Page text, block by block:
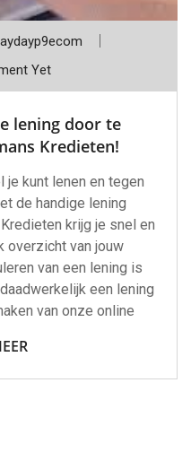
Yet
lening door te
Kredieten!
je kunt lenen en tegen
de handige lening
krijg je snel en
overzicht van jouw
van een lening is
een lening
van onze online